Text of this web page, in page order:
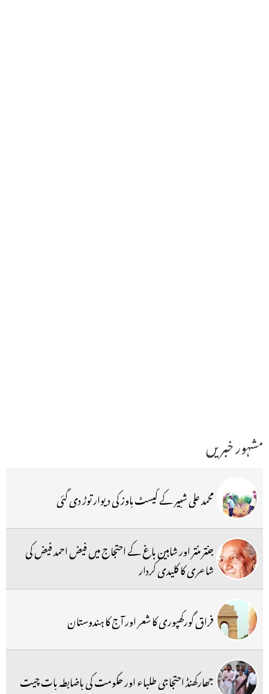
مشہور خبریں
محمد علی شبیر کے گیسٹ ہاوز کی دیوار توڑ دی گئی
جنتر منتر اور شاہین باغ کے احتجاج میں فیض احمد فیض کی
شاعری کا کلیدی کردار
فراق گورکھپوری کا شعر اور آج کا ہندوستان
جھارکھنڈ احتجاجی طلباء اور حکومت کی باضابطہ بات چیت